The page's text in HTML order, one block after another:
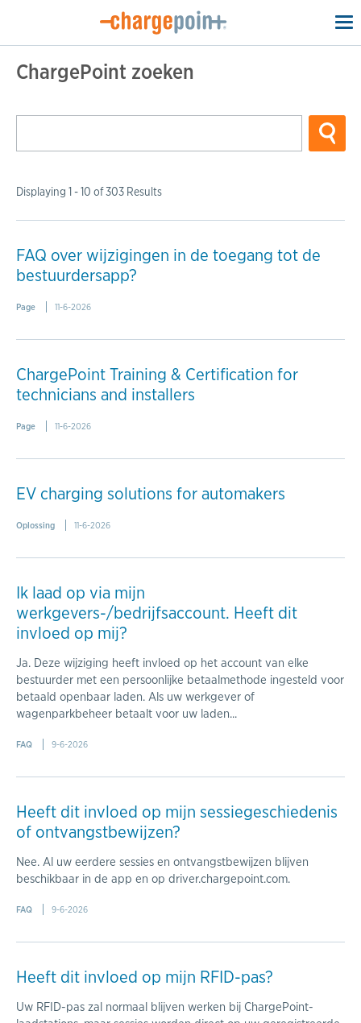
ChargePoint zoeken
Displaying 1 - 10 of 303 Results
FAQ over wijzigingen in de toegang tot de
bestuurdersapp?
Page 11-6-2026
ChargePoint Training & Certification for
technicians and installers
Page 11-6-2026
EV charging solutions for automakers
Oplossing 11-6-2026
Ik laad op via mijn
werkgevers-/bedrijfsaccount. Heeft dit
invloed op mij?
Ja. Deze wijziging heeft invloed op het account van elke
bestuurder met een persoonlijke betaalmethode ingesteld voor
betaald openbaar laden. Als uw werkgever of
wagenparkbeheer betaalt voor uw laden...
FAQ 9-6-2026
Heeft dit invloed op mijn sessiegeschiedenis
of ontvangstbewijzen?
Nee. Al uw eerdere sessies en ontvangstbewijzen blijven
beschikbaar in de app en op driver.chargepoint.com.
FAQ 9-6-2026
Heeft dit invloed op mijn RFID-pas?
Uw RFID-pas zal normaal blijven werken bij ChargePoint-